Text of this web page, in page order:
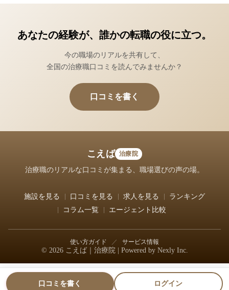
口コミを書く ログイン
あなたの経験が、誰かの転職の役に立つ。
今の職場のリアルを共有して、
全国の治療職口コミを読んでみませんか？
口コミを書く
こえば 治療院
治療職のリアルな口コミが集まる、職場選びの声の場。
施設を見る 口コミを見る 求人を見る
ランキング
コラム一覧
エージェント比較
使い方ガイド ／ サービス情報
© 2026 こえば｜治療院 | Powered by Nexly Inc.